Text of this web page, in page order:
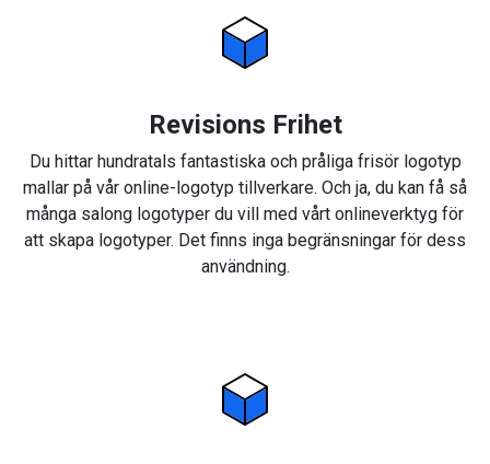
Revisions Frihet
Du hittar hundratals fantastiska och pråliga frisör logotyp
mallar på vår online-logotyp tillverkare. Och ja, du kan få så
många salong logotyper du vill med vårt onlineverktyg för
att skapa logotyper. Det finns inga begränsningar för dess
användning.